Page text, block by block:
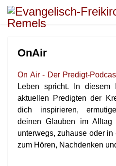
OnAir
On Air - Der Predigt-
Leben spricht. In
aktuellen Predigten der
dich inspirieren,
deinen Glauben im
unterwegs, zuhause oder
zum Hören, Nachdenken